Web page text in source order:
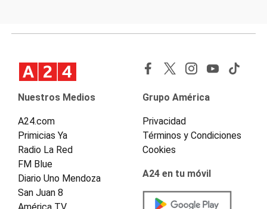
Nuestros Medios
A24.com
Primicias Ya
Radio La Red
FM Blue
Diario Uno Mendoza
San Juan 8
Grupo América
Privacidad
Términos y Condiciones
Cookies
A24 en tu móvil